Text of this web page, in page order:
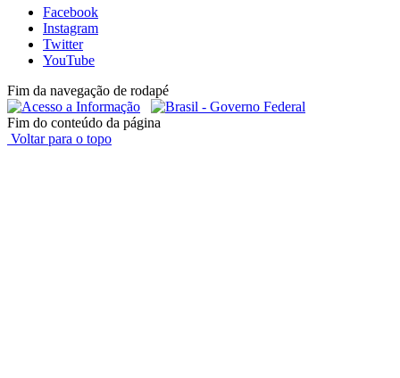
Facebook
Instagram
Twitter
YouTube
Fim da navegação de rodapé
Fim do conteúdo da página
Voltar para o topo